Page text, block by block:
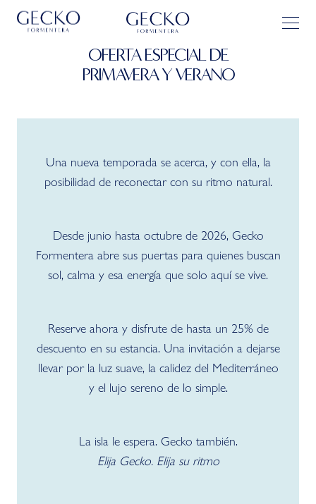
OFERTA ESPECIAL DE
PRIMAVERA Y VERANO
Una nueva temporada se acerca, y con ella, la
posibilidad de reconectar con su ritmo natural.
Desde junio hasta octubre de 2026, Gecko
Formentera abre sus puertas para quienes buscan
sol, calma y esa energía que solo aquí se vive.
Reserve ahora y disfrute de hasta un 25% de
descuento en su estancia. Una invitación a dejarse
llevar por la luz suave, la calidez del Mediterráneo
y el lujo sereno de lo simple.
La isla le espera. Gecko también.
Elija Gecko. Elija su ritmo